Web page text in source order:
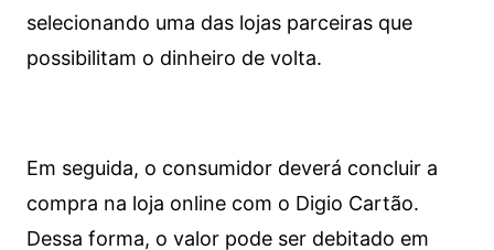
selecionando uma das lojas parceiras que
possibilitam o dinheiro de volta.
Em seguida, o consumidor deverá concluir a
compra na loja online com o Digio Cartão.
Dessa forma, o valor pode ser debitado em